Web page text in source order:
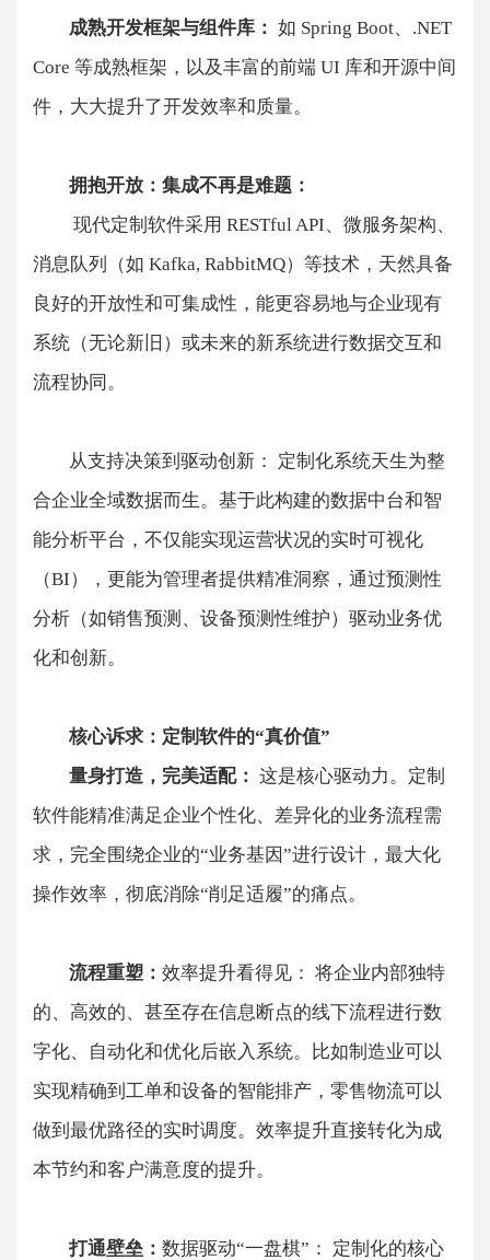
​​成熟开发框架与组件库：​​如 Spring Boot、.NET
Core 等成熟框架，以及丰富的前端 UI 库和开源中间
件，大大提升了开发效率和质量。
​​拥抱开放：集成不再是难题：
​​ 现代定制软件采用 RESTful API、微服务架构、
消息队列（如 Kafka, RabbitMQ）等技术，天然具备
良好的开放性和可集成性，能更容易地与企业现有
系统（无论新旧）或未来的新系统进行数据交互和
流程协同。
​​从支持决策到驱动创新：​​ 定制化系统天生为整
合企业全域数据而生。基于此构建的数据中台和智
能分析平台，不仅能实现运营状况的实时可视化
（BI），更能为管理者提供精准洞察，通过预测性
分析（如销售预测、设备预测性维护）驱动业务优
化和创新。
​​核心诉求：定制软件的“真价值”​
​​量身打造，完美适配： ​​ 这是核心驱动力。定制
软件能精准满足企业个性化、差异化的业务流程需
求，完全围绕企业的“业务基因”进行设计，最大化
操作效率，彻底消除“削足适履”的痛点。
​​流程重塑：效率提升看得见：​​ 将企业内部独特
的、高效的、甚至存在信息断点的线下流程进行数
字化、自动化和优化后嵌入系统。比如制造业可以
实现精确到工单和设备的智能排产，零售物流可以
做到最优路径的实时调度。效率提升直接转化为成
本节约和客户满意度的提升。
​​打通壁垒：数据驱动“一盘棋”：​​ 定制化的核心